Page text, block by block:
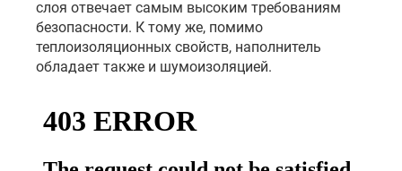
слоя отвечает самым высоким требованиям
безопасности. К тому же, помимо
теплоизоляционных свойств, наполнитель
обладает также и шумоизоляцией.